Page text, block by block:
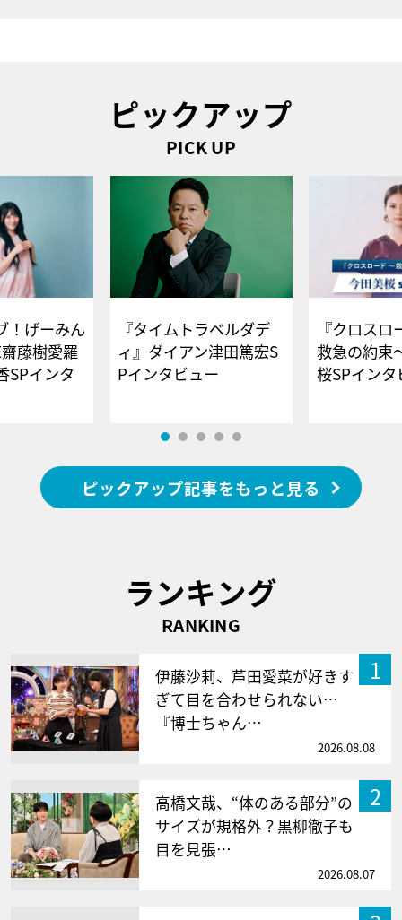
ピックアップ
PICK UP
！げーみん
藤樹愛羅
SPインタ
『タイムトラベルダデ
ィ』ダイアン津田篤宏S
Pインタビュー
『クロス
救急の約束
桜SPイ
ピックアップ記事をもっと見る
ランキング
RANKING
1
伊藤沙莉、芦田愛菜が好きす
ぎて目を合わせられない…
『博士ちゃん…
2026.08.08
2
高橋文哉、“体のある部分”の
サイズが規格外？黒柳徹子も
目を見張…
2026.08.07